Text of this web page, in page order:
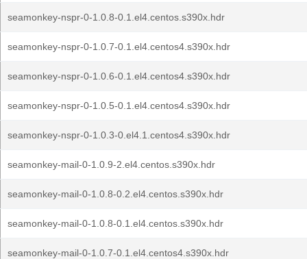
seamonkey-nspr-0-1.0.8-0.1.el4.centos.s390x.hdr
seamonkey-nspr-0-1.0.7-0.1.el4.centos4.s390x.hdr
seamonkey-nspr-0-1.0.6-0.1.el4.centos4.s390x.hdr
seamonkey-nspr-0-1.0.5-0.1.el4.centos4.s390x.hdr
seamonkey-nspr-0-1.0.3-0.el4.1.centos4.s390x.hdr
seamonkey-mail-0-1.0.9-2.el4.centos.s390x.hdr
seamonkey-mail-0-1.0.8-0.2.el4.centos.s390x.hdr
seamonkey-mail-0-1.0.8-0.1.el4.centos.s390x.hdr
seamonkey-mail-0-1.0.7-0.1.el4.centos4.s390x.hdr